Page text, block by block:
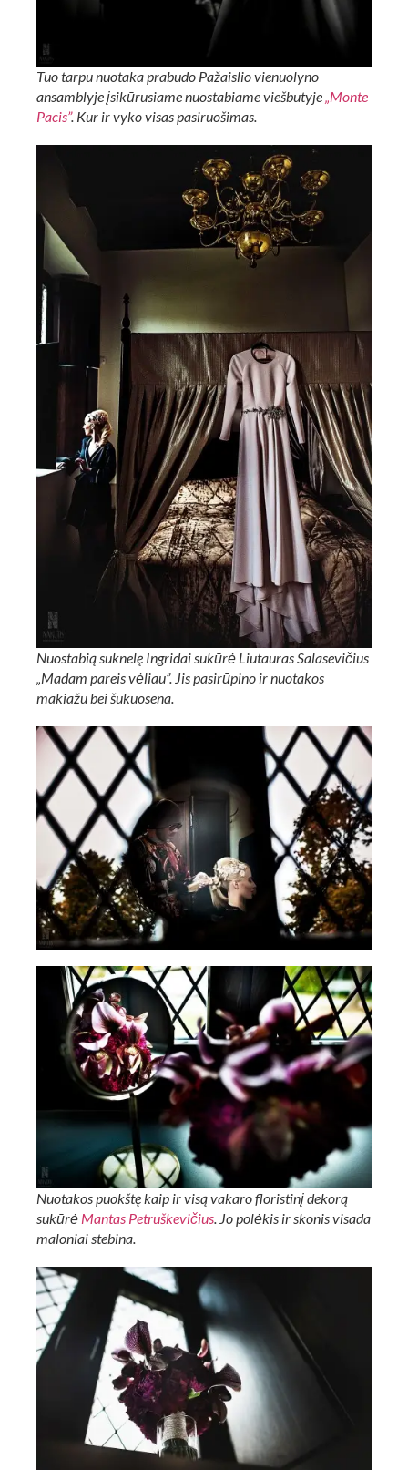
Tuo tarpu nuotaka prabudo Pažaislio vienuolyno
ansamblyje įsikūrusiame nuostabiame viešbutyje „Monte
Pacis”. Kur ir vyko visas pasiruošimas.
Nuostabią suknelę Ingridai sukūrė Liutauras Salasevičius
„Madam pareis vėliau”. Jis pasirūpino ir nuotakos
makiažu bei šukuosena.
Nuotakos puokštę kaip ir visą vakaro floristinį dekorą
sukūrė Mantas Petruškevičius. Jo polėkis ir skonis visada
maloniai stebina.